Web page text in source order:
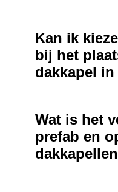
Kan ik
bij het
dakkapel in
Wat is het
prefab en